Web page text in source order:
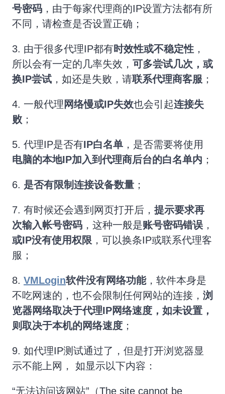
号密码 ，由于每家代理商的IP设置方法都有所
不同，请检查是否设置正确；
3. 由于很多代理IP都有时效性或不稳定性 ，
所以会有一定的几率失效， 可多尝试几次，或
换IP尝试 ，如还是失败，请联系代理商客服 ；
4. 一般代理 网络慢或IP失效也会引起连接失
败 ；
5. 代理IP是否有IP白名单 ，是否需要将使用
电脑的本地IP加入到代理商后台的白名单内 ；
6. 是否有限制连接设备数量 ；
7. 有时候还会遇到网页打开后， 提示要求再
次输入帐号密码 ，这种一般是账号密码错误 ，
或IP没有使用权限 ，可以换条IP或联系代理客
服；
8. VMLogin软件没有网络功能，软件本身是
不吃网速的，也不会限制任何网站的连接， 浏
览器网络取决于代理IP网络速度，如未设置，
则取决于本机的网络速度 ；
9. 如代理IP测试通过了，但是打开浏览器显
示不能上网， 如显示以下内容：
“无法访问该网站”（The site cannot be